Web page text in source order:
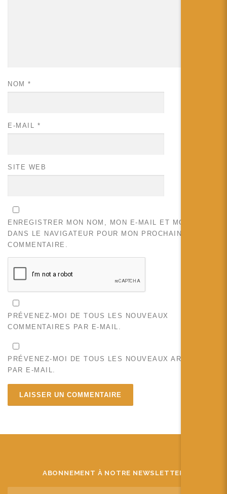
NOM *
E-MAIL *
SITE WEB
ENREGISTRER MON NOM, MON E-MAIL ET MON SITE
DANS LE NAVIGATEUR POUR MON PROCHAIN
COMMENTAIRE.
PRÉVENEZ-MOI DE TOUS LES NOUVEAUX
COMMENTAIRES PAR E-MAIL.
PRÉVENEZ-MOI DE TOUS LES NOUVEAUX ARTICLES
PAR E-MAIL.
ABONNEMENT À NOTRE NEWSLETTER